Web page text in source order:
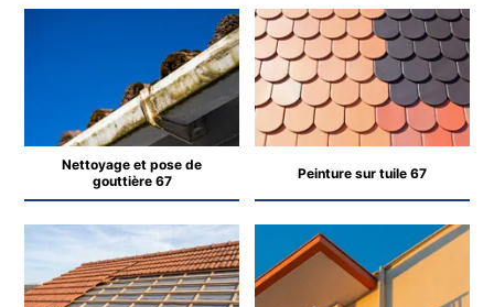
Nettoyage et pose de
gouttière 67
Peinture sur tuile 67